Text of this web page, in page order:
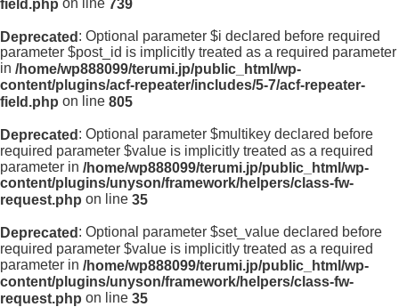
field.php
739
Deprecated: Optional parameter $i declared before required
parameter $post_id is implicitly treated as a required parameter
in /home/wp888099/terumi.jp/public_html/wp-
content/plugins/acf-repeater/includes/5-7/acf-repeater-
field.php on line 805
Deprecated : Optional parameter $multikey declared before
required parameter $value is implicitly treated as a required
parameter in /home/wp888099/terumi.jp/public_html/wp-
content/plugins/unyson/framework/helpers/class-fw-
request.php on line 35
Deprecated : Optional parameter $set_value declared before
required parameter $value is implicitly treated as a required
parameter in /home/wp888099/terumi.jp/public_html/wp-
content/plugins/unyson/framework/helpers/class-fw-
request.php on line 35